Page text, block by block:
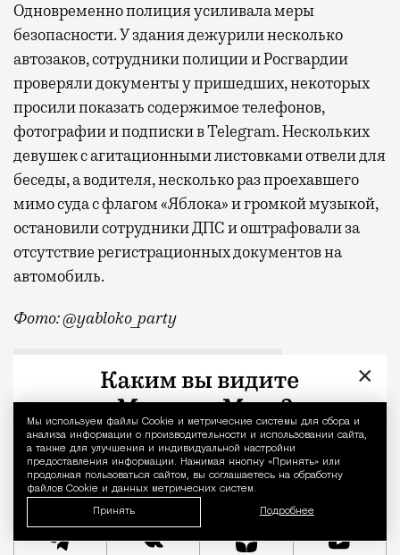
Уведомление
Мы используем файлы Сookie и метрические системы для сбора и
анализа информации о производительности и использовании сайта,
а также для улучшения и индивидуальной настройки
предоставления информации. Нажимая кнопку «Принять» или
продолжая пользоваться сайтом, вы соглашаетесь на обработку
файлов Cookie и данных метрических систем.
Принять Подробнее
Одновременно полиция усиливала меры
безопасности. У здания дежурили несколько
автозаков, сотрудники полиции и Росгвардии
проверяли документы у пришедших, некоторых
просили показать содержимое телефонов,
фотографии и подписки в Telegram. Нескольких
девушек с агитационными листовками отвели для
беседы, а водителя, несколько раз проехавшего
мимо суда с флагом «Яблока» и громкой музыкой,
остановили сотрудники ДПС и оштрафовали за
отсутствие регистрационных документов на
автомобиль.
Фото: @yabloko_party
×